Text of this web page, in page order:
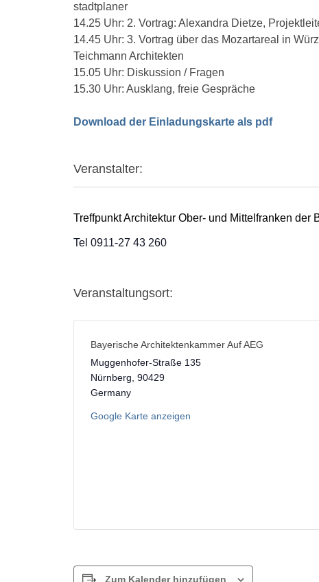
stadtplaner
14.25 Uhr: 2. Vortrag: Alexandra Dietze,
14.45 Uhr: 3. Vortrag über das Mozartareal in
Teichmann Architekten
15.05 Uhr: Diskussion / Fragen
15.30 Uhr: Ausklang, freie Gespräche
Download der Einladungskarte als pdf
Veranstalter:
Treffpunkt Architektur Ober- und Mittelfranken der
Tel 0911-27 43 260
Veranstaltungsort:
Bayerische Architektenkammer Auf AEG
Muggenhofer-Straße 135
Nürnberg 90429
Germany
Google Karte anzeigen
Zum Kalender hinzufügen